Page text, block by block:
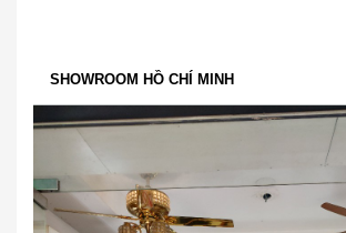
SHOWROOM HỒ CHÍ MINH